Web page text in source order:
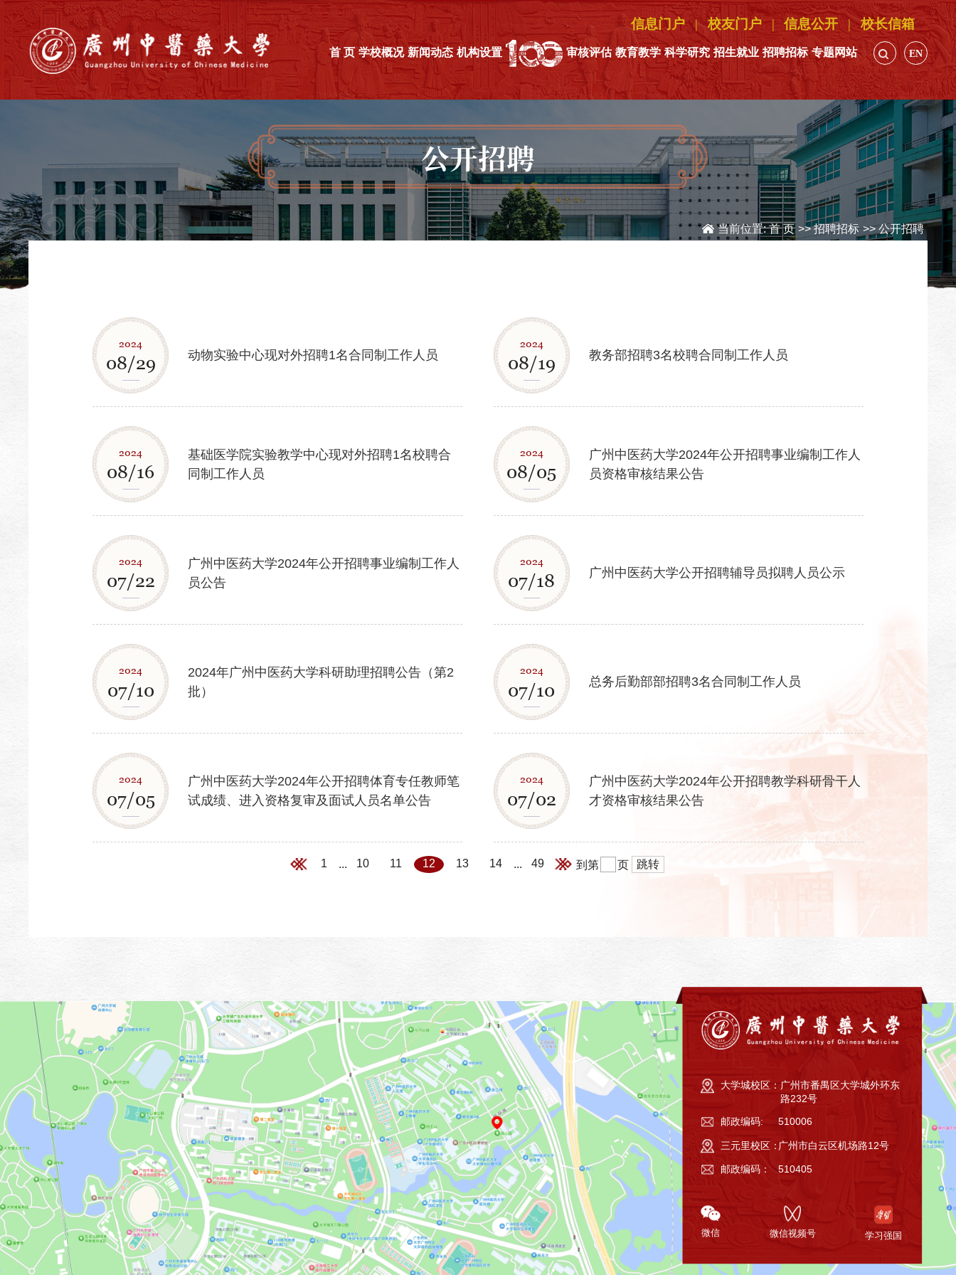
信息门户 | 校友门户 | 信息公开 | 校长信箱
首 页 学校概况 新闻动态 机构设置 审核评估 教育教学 科学研究 招生就业 招聘招标 专题网站 EN
公开招聘
当前位置: 首 页 >> 招聘招标 >> 公开招聘
2024
08/29 动物实验中心现对外招聘1名合同制工作人员
2024
08/19 教务部招聘3名校聘合同制工作人员
2024
08/16
基础医学院实验教学中心现对外招聘1名校聘合
同制工作人员
2024
08/05
广州中医药大学2024年公开招聘事业编制工作人
员资格审核结果公告
2024
07/22
广州中医药大学2024年公开招聘事业编制工作人
员公告
2024
07/18 广州中医药大学公开招聘辅导员拟聘人员公示
2024
07/10
2024年广州中医药大学科研助理招聘公告（第2
批）
2024
07/10 总务后勤部部招聘3名合同制工作人员
2024
07/05
广州中医药大学2024年公开招聘体育专任教师笔
试成绩、进入资格复审及面试人员名单公告
2024
07/02
广州中医药大学2024年公开招聘教学科研骨干人
才资格审核结果公告
1 ... 10 11 12 13 14 ... 49 到第 页 跳转
大学城校区： 广州市番禺区大学城外环东
路232号
邮政编码: 510006
三元里校区：广州市白云区机场路12号
邮政编码： 510405
微信 微信视频号 学习强国